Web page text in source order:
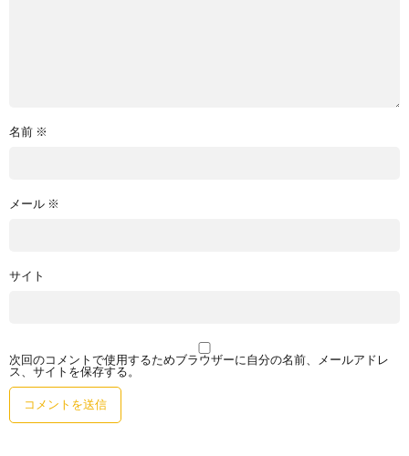
名前 ※
メール ※
サイト
次回のコメントで使用するためブラウザーに自分の名前、メールアドレ
ス、サイトを保存する。